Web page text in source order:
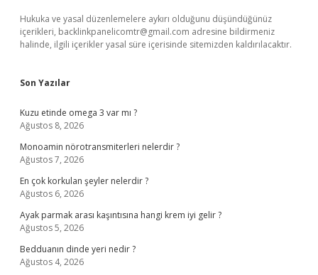
Hukuka ve yasal düzenlemelere aykırı olduğunu düşündüğünüz
içerikleri, backlinkpanelicomtr@gmail.com adresine bildirmeniz
halinde, ilgili içerikler yasal süre içerisinde sitemizden kaldırılacaktır.
Son Yazılar
Kuzu etinde omega 3 var mı ?
Ağustos 8, 2026
Monoamin nörotransmiterleri nelerdir ?
Ağustos 7, 2026
En çok korkulan şeyler nelerdir ?
Ağustos 6, 2026
Ayak parmak arası kaşıntısına hangi krem iyi gelir ?
Ağustos 5, 2026
Bedduanın dinde yeri nedir ?
Ağustos 4, 2026